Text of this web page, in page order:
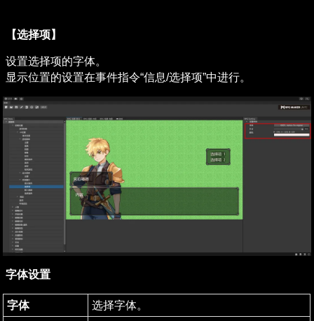
【选择项】
设置选择项的字体。
显示位置的设置在事件指令“信息/选择项”中进行。
字体设置
字体
选择字体。